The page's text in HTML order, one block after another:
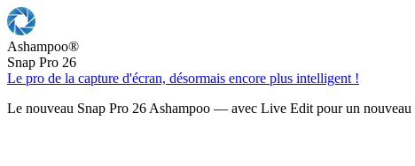
Ashampoo®
Snap Pro 26
Le pro de la capture d'écran, désormais encore plus intelligent !
Le nouveau Snap Pro 26 Ashampoo — avec Live Edit pour un nouveau